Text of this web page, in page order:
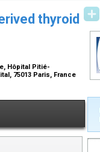
thyroid
Hôpital Pitié-
75013 Paris, France